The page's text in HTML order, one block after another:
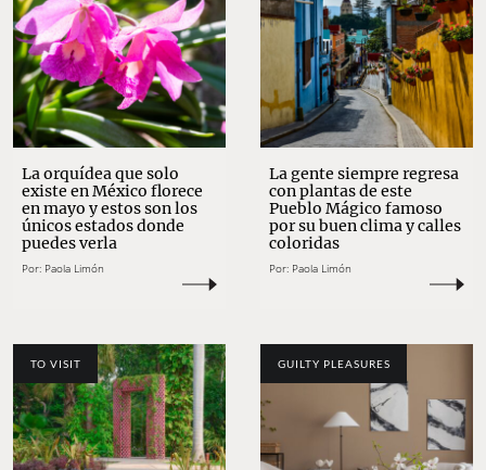
La orquídea que solo
existe en México florece
en mayo y estos son los
únicos estados donde
puedes verla
Por: Paola Limón
La gente siempre regresa
con plantas de este
Pueblo Mágico famoso
por su buen clima y calles
coloridas
Por: Paola Limón
TO VISIT GUILTY PLEASURES